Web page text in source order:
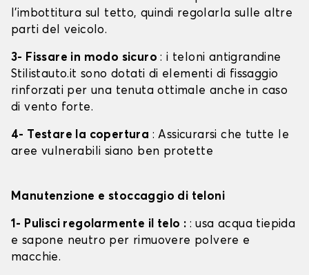
l'imbottitura sul tetto, quindi regolarla sulle altre
parti del veicolo.
3- Fissare in modo sicuro: i teloni antigrandine
Stilistauto.it sono dotati di elementi di fissaggio
rinforzati per una tenuta ottimale anche in caso
di vento forte.
4- Testare la copertura : Assicurarsi che tutte le
aree vulnerabili siano ben protette
Manutenzione e stoccaggio di teloni
1- Pulisci regolarmente il telo : : usa acqua tiepida
e sapone neutro per rimuovere polvere e
macchie.